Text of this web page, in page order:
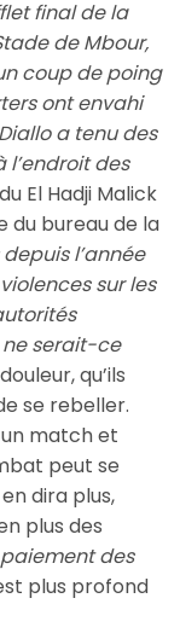
final de la
de Mbour,
coup de poing
ont envahi
a tenu des
l’endroit des
El Hadji Malick
du bureau de la
depuis l’année
sur les
serait-ce
qu’ils
se rebeller.
match et
peut se
dira plus,
plus des
des
plus profond